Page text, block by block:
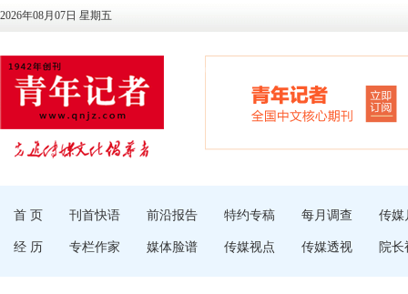
2026年08月07日 星期五
首 页 刊首快语 前沿报告 特约专稿 每月调查 传媒
经 历 专栏作家 媒体脸谱 传媒视点 传媒透视 院长